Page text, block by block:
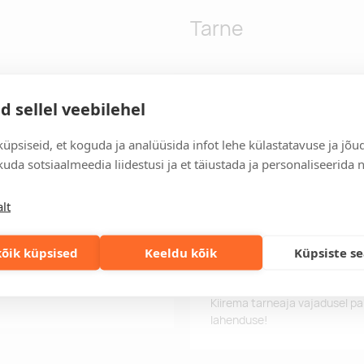
sellel veebilehel
et koguda ja analüüsida infot lehe külastatavuse ja
sotsiaalmeedia liidestusi ja et täiustada ja personaliseerida
küpsised Keeldu kõik Küpsiste
lillede ja puuviljadega,
Tarne
Tarneaeg on 12 tööpäeva
tööpäeva jooksul, saate
Tarne tingimused
Üle 500 euro tellimuste
Jälgi oma olemasolevaid
lihtsalt.
Kiirema tarneaja vajadusel
lahenduse!